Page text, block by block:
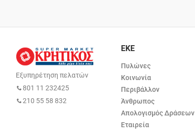
Εξυπηρέτηση πελατών
801 11 232425
210 55 58 832
ΕΚΕ
Πυλώνες
Κοινωνία
Περιβάλλον
Άνθρωπος
Απολογισμός Δράσεων
Εταιρεία